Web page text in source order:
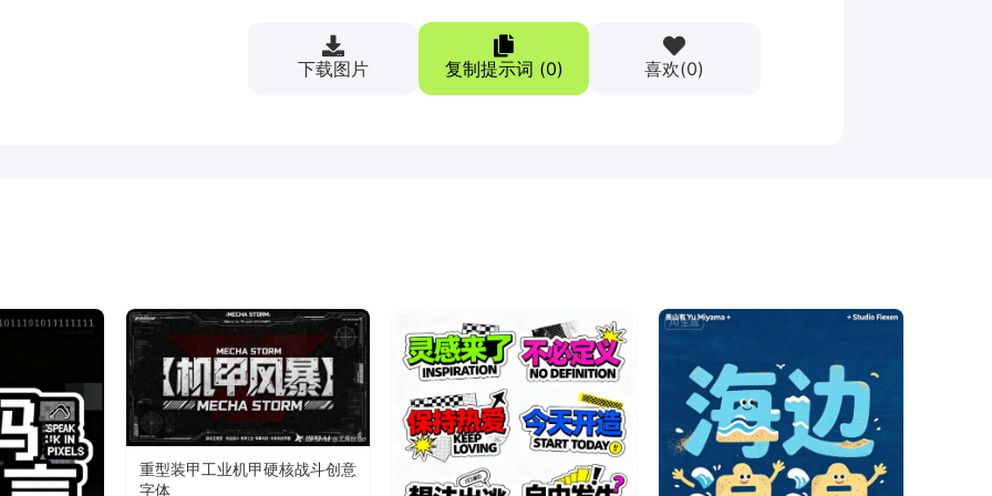
下载图片 复制提示词 (0) 喜欢(0)
重型装甲工业机甲硬核战斗创意
字体